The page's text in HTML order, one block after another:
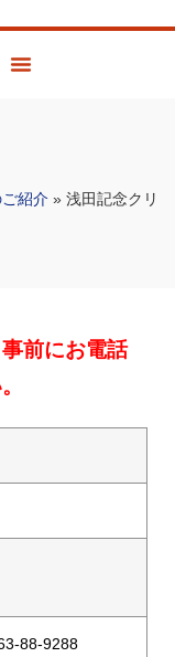
紹介 » 浅田記念クリ
前にお電話
88-9288